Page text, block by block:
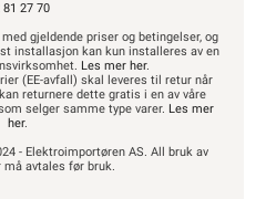
81 27 70
gjeldende priser og betingelser, og
installasjon kan kun installeres av en
Les mer her.
(EE-avfall) skal leveres til retur når
returnere dette gratis i en av våre
selger samme type varer. Les mer
her.
- Elektroimportøren AS. All bruk av
avtales før bruk.